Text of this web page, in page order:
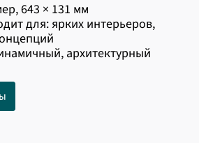
643 × 131 мм
для: ярких интерьеров,
архитектурный